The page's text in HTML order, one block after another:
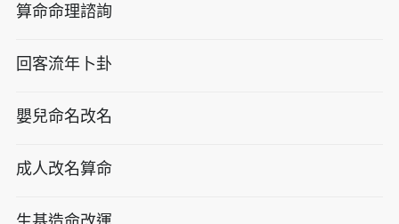
算命命理諮詢
回客流年卜卦
嬰兒命名改名
成人改名算命